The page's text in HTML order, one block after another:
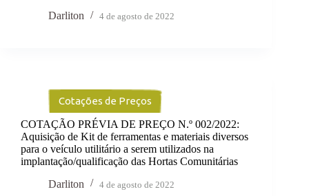
Darliton
4 de agosto de 2022
Cotações de Preços
COTAÇÃO PRÉVIA DE PREÇO N.º 002/2022:
Aquisição de Kit de ferramentas e materiais diversos
para o veículo utilitário a serem utilizados na
implantação/qualificação das Hortas Comunitárias
Darliton
4 de agosto de 2022